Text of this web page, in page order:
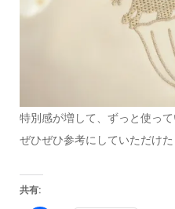
特別感が増して、ずっと使って
ぜひぜひ参考にしていただけた
共有: